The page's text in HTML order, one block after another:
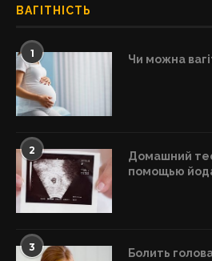
ВАГІТНІСТЬ
1 Чи можна
2
Домашний
помощью
3
Болить